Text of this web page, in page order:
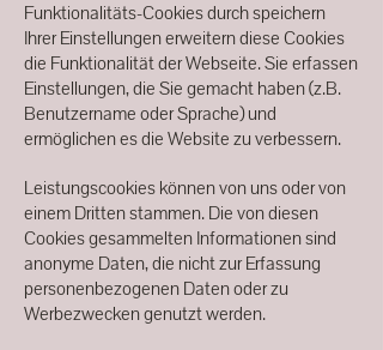
Funktionalitäts-Cookies durch speichern
Ihrer Einstellungen erweitern diese Cookies
die Funktionalität der Webseite. Sie erfassen
Einstellungen, die Sie gemacht haben (z.B.
Benutzername oder Sprache) und
ermöglichen es die Website zu verbessern.
Leistungscookies können von uns oder von
einem Dritten stammen. Die von diesen
Cookies gesammelten Informationen sind
anonyme Daten, die nicht zur Erfassung
personenbezogenen Daten oder zu
Werbezwecken genutzt werden.